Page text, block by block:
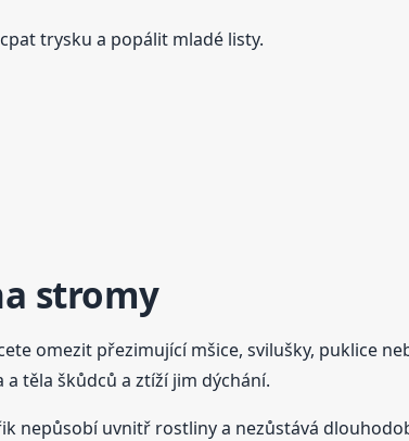
trysku a popálit mladé listy.
stromy
omezit přezimující mšice, svilušky, puklice
těla škůdců a ztíží jim dýchání.
nepůsobí uvnitř rostliny a nezůstává